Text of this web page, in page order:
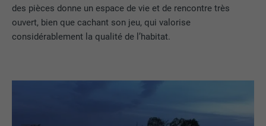
des pièces donne un espace de vie et de rencontre très
ouvert, bien que cachant son jeu, qui valorise
considérablement la qualité de l’habitat.